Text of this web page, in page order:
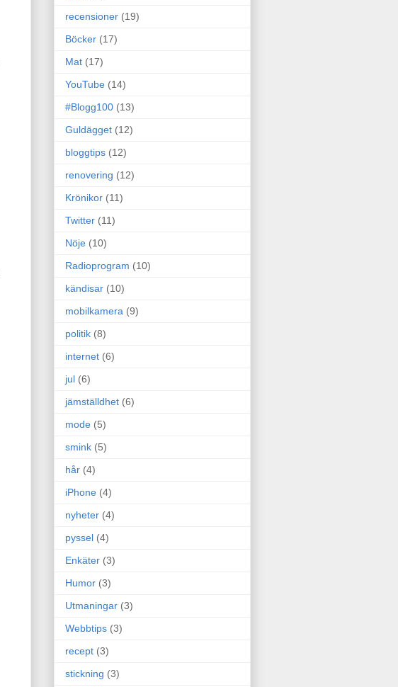
recensioner (19)
Böcker (17)
Mat (17)
YouTube (14)
#Blogg100 (13)
Guldägget (12)
bloggtips (12)
renovering (12)
Krönikor (11)
Twitter (11)
Nöje (10)
Radioprogram (10)
kändisar (10)
mobilkamera (9)
politik (8)
internet (6)
jul (6)
jämställdhet (6)
mode (5)
smink (5)
hår (4)
iPhone (4)
nyheter (4)
pyssel (4)
Enkäter (3)
Humor (3)
Utmaningar (3)
Webbtips (3)
recept (3)
stickning (3)